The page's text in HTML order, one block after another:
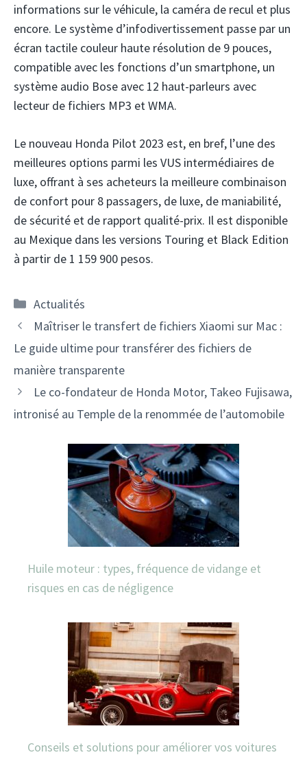
informations sur le véhicule, la caméra de recul et plus
encore. Le système d’infodivertissement passe par un
écran tactile couleur haute résolution de 9 pouces,
compatible avec les fonctions d’un smartphone, un
système audio Bose avec 12 haut-parleurs avec
lecteur de fichiers MP3 et WMA.
Le nouveau Honda Pilot 2023 est, en bref, l’une des
meilleures options parmi les VUS intermédiaires de
luxe, offrant à ses acheteurs la meilleure combinaison
de confort pour 8 passagers, de luxe, de maniabilité,
de sécurité et de rapport qualité-prix. Il est disponible
au Mexique dans les versions Touring et Black Edition
à partir de 1 159 900 pesos.
Catégories
Actualités
Navigation
des
articles
Maîtriser le transfert de fichiers Xiaomi sur Mac :
Le guide ultime pour transférer des fichiers de
manière transparente
Le co-fondateur de Honda Motor, Takeo Fujisawa,
intronisé au Temple de la renommée de l’automobile
Huile moteur : types, fréquence de vidange et
risques en cas de négligence
Conseils et solutions pour améliorer vos voitures